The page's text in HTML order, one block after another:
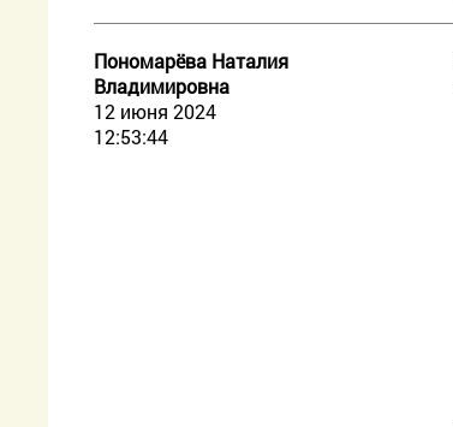
Пономарёва Наталия
Владимировна
12 июня 2024
12:53:44